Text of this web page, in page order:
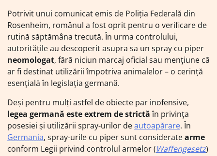
Potrivit unui comunicat emis de Poliția Federală din
Rosenheim, românul a fost oprit pentru o verificare de
rutină săptămâna trecută. În urma controlului,
autoritățile au descoperit asupra sa un spray cu piper
neomologat, fără niciun marcaj oficial sau mențiune că
ar fi destinat utilizării împotriva animalelor – o cerință
esențială în legislația germană.
Deși pentru mulți astfel de obiecte par inofensive,
legea germană este extrem de strictăîn privința
posesiei și utilizării spray-urilor deautoapărare. În
Germania, spray-urile cu piper sunt consideratearme
conform Legii privind controlul armelor (Waffengesetz)